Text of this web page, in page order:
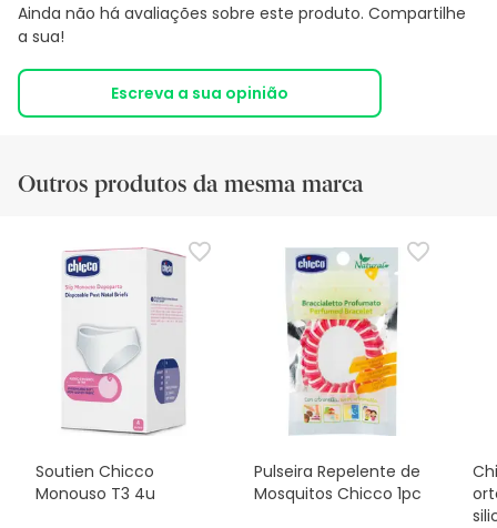
Ainda não há avaliações sobre este produto. Compartilhe
a sua!
Escreva a sua opinião
Outros produtos da mesma marca
Soutien Chicco
Monouso T3 4u
Pulseira Repelente de
Mosquitos Chicco 1pc